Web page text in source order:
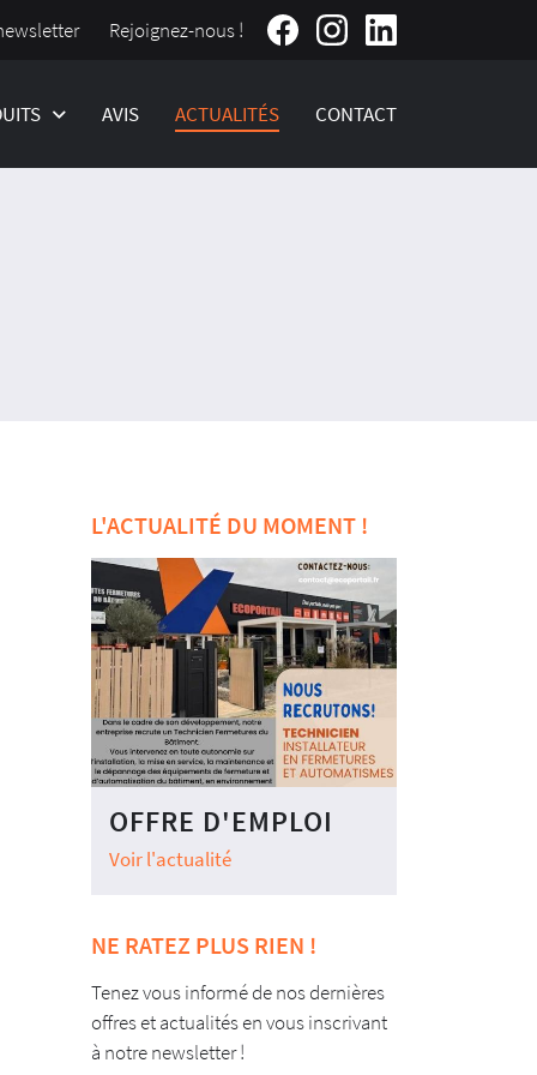
Rejoignez-nous !
AVIS ACTUALITÉS CONTACT
L'ACTUALITÉ DU MOMENT !
OFFRE D'EMPLOI
Voir l'actualité
NE RATEZ PLUS RIEN !
Tenez vous informé de nos dernières
offres et actualités en vous inscrivant
à notre newsletter !